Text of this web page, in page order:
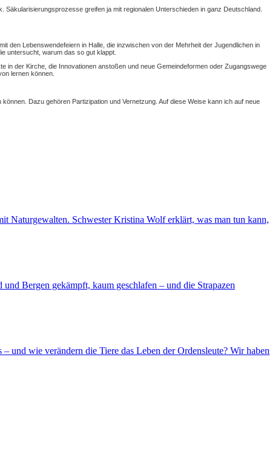
greifen ja mit regionalen Unterschieden in ganz Deutschland.
den Lebenswendefeiern in Halle, die inzwischen von der Mehrheit der Jugendlichen in
untersucht, warum das so gut klappt.
in der Kirche, die Innovationen anstoßen und neue Gemeindeformen oder Zugangswege
lernen können.
Dazu gehören Partizipation und Vernetzung. Auf diese Weise kann ich auf neue
Naturgewalten. Schwester Kristina Wolf erklärt, was man tun kann,
Bergen gekämpft, kaum geschlafen – und die Strapazen
und wie verändern die Tiere das Leben der Ordensleute? Wir haben